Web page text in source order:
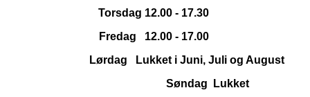
Torsdag 12.00 - 17.30
Fredag 12.00 - 17.00
Lørdag Lukket i Juni, Juli og August
Søndag Lukket